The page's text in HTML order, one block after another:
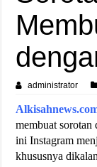
administrator
membuat
ini Instagram
khususnya